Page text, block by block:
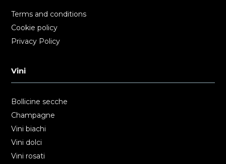
Terms and conditions
Cookie policy
Privacy Policy
Vini
Bollicine secche
Champagne
Vini biachi
Vini dolci
Vini rosati